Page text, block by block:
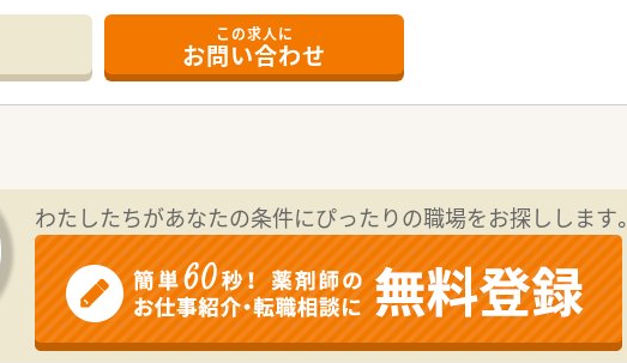
わったご経験のある方を歓迎します。
う強い意欲のある方を求めます。
の卸売業なども展開しています。
り、風通しが良く働きやすいです。
となるような薬局を目指しています。
ジェクターなども設置されています。
リラックスして働くことができます。
好な関係を築いています。
この求人に
お問い合わせ
わたしたちがあなたの条件にぴったりの職場をお探しします。